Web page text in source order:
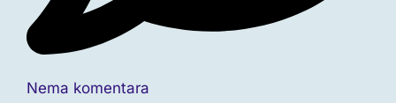
Nema komentara